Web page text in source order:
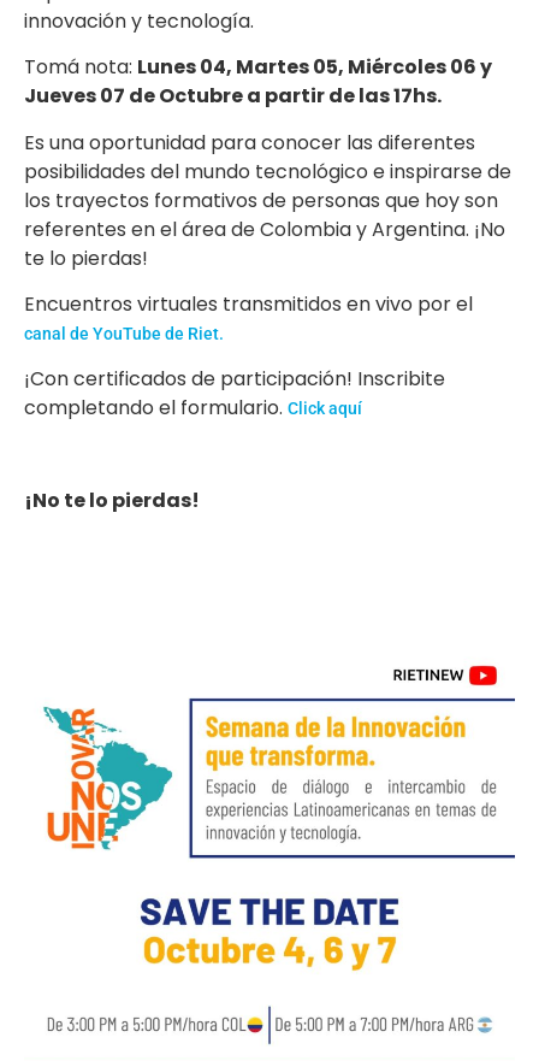
innovación y tecnología.
Tomá nota: Lunes 04, Martes 05, Miércoles 06 y
Jueves 07 de Octubre a partir de las 17hs.
Es una oportunidad para conocer las diferentes
posibilidades del mundo tecnológico e inspirarse de
los trayectos formativos de personas que hoy son
referentes en el área de Colombia y Argentina. ¡No
te lo pierdas!
Encuentros virtuales transmitidos en vivo por el
canal de YouTube de Riet.
¡Con certificados de participación! Inscribite
completando el formulario. Click aquí
¡No te lo pierdas!